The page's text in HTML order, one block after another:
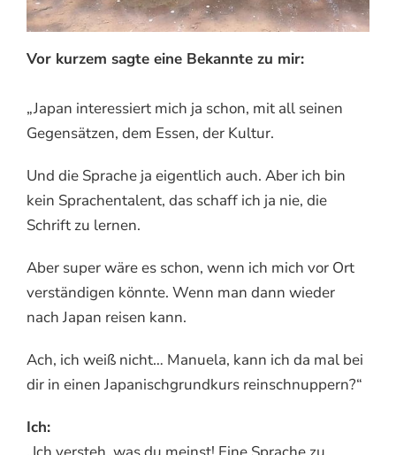
Vor kurzem sagte eine Bekannte zu mir:
„Japan interessiert mich ja schon, mit all seinen
Gegensätzen, dem Essen, der Kultur.
Und die Sprache ja eigentlich auch. Aber ich bin
kein Sprachentalent, das schaff ich ja nie, die
Schrift zu lernen.
Aber super wäre es schon, wenn ich mich vor Ort
verständigen könnte. Wenn man dann wieder
nach Japan reisen kann.
Ach, ich weiß nicht… Manuela, kann ich da mal bei
dir in einen Japanischgrundkurs reinschnuppern?“
Ich: